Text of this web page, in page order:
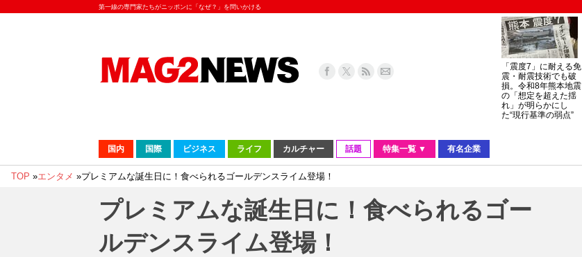
第一線の専門家たちがニッポンに「なぜ？」を問いかける
「震度7」に耐える免
震・耐震技術でも破
損。令和8年熊本地震
の「想定を超えた揺
れ」が明らかにし
た“現行基準の弱点”
国内 国際 ビジネス ライフ カルチャー 話題 特集一覧 ▼ 有名企業
TOP »エンタメ »プレミアムな誕生日に！食べられるゴールデンスライム登場！
プレミアムな誕生日に！食べられるゴー
ルデンスライム登場！